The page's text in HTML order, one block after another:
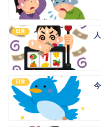
日常
日常